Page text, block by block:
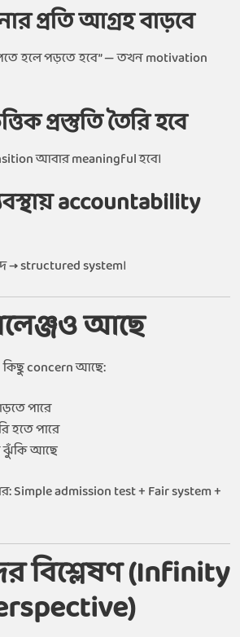
প্রতি আগ্রহ বাড়বে
হলে পড়তে হবে” — তখন motivation
প্রস্তুতি তৈরি হবে
আবার meaningful হবে।
accountability
→ structured system।
আছে
কিছু concern আছে:
পারে
হতে পারে
ঝুঁকি আছে
Simple admission test + Fair system +
বিশ্লেষণ (Infinity